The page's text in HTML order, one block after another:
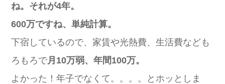
ね。それが4年。
600万ですね、単純計算。
下宿しているので、家賃や光熱費、生活費なども
ろもろで月10万弱、年間100万。
よかった！年子でなくて。。。。とホッとしま